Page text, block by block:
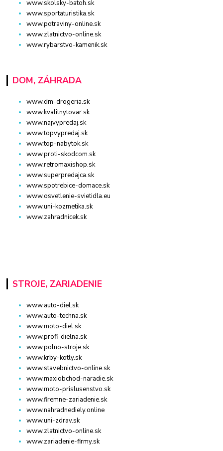
www.skolsky-batoh.sk
www.sportaturistika.sk
www.potraviny-online.sk
www.zlatnictvo-online.sk
www.rybarstvo-kamenik.sk
DOM, ZÁHRADA
www.dm-drogeria.sk
www.kvalitnytovar.sk
www.najvypredaj.sk
www.topvypredaj.sk
www.top-nabytok.sk
www.proti-skodcom.sk
www.retromaxishop.sk
www.superpredajca.sk
www.spotrebice-domace.sk
www.osvetlenie-svietidla.eu
www.uni-kozmetika.sk
www.zahradnicek.sk
STROJE, ZARIADENIE
www.auto-diel.sk
www.auto-techna.sk
www.moto-diel.sk
www.profi-dielna.sk
www.polno-stroje.sk
www.krby-kotly.sk
www.stavebnictvo-online.sk
www.maxiobchod-naradie.sk
www.moto-prislusenstvo.sk
www.firemne-zariadenie.sk
www.nahradnediely.online
www.uni-zdrav.sk
www.zlatnictvo-online.sk
www.zariadenie-firmy.sk